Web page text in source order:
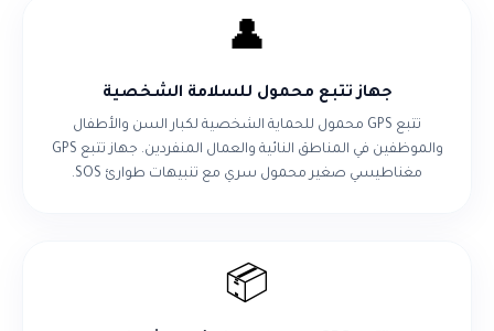
👤
جهاز تتبع محمول للسلامة الشخصية
تتبع GPS محمول للحماية الشخصية لكبار السن والأطفال
والموظفين في المناطق النائية والعمال المنفردين. جهاز تتبع GPS
مغناطيسي صغير محمول سري مع تنبيهات طوارئ SOS.
📦